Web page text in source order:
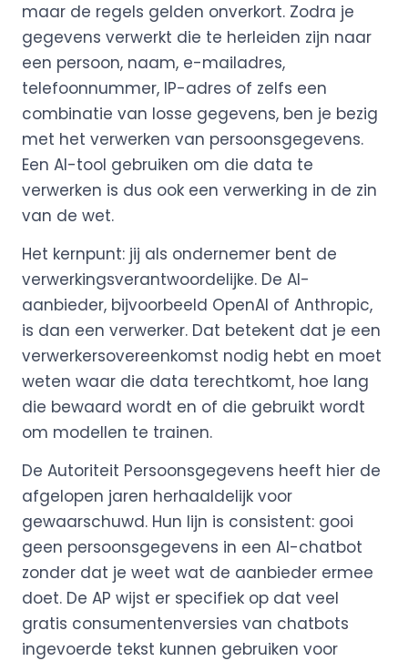
maar de regels gelden onverkort. Zodra je
gegevens verwerkt die te herleiden zijn naar
een persoon, naam, e-mailadres,
telefoonnummer, IP-adres of zelfs een
combinatie van losse gegevens, ben je bezig
met het verwerken van persoonsgegevens.
Een AI-tool gebruiken om die data te
verwerken is dus ook een verwerking in de zin
van de wet.
Het kernpunt: jij als ondernemer bent de
verwerkingsverantwoordelijke. De AI-
aanbieder, bijvoorbeeld OpenAI of Anthropic,
is dan een verwerker. Dat betekent dat je een
verwerkersovereenkomst nodig hebt en moet
weten waar die data terechtkomt, hoe lang
die bewaard wordt en of die gebruikt wordt
om modellen te trainen.
De Autoriteit Persoonsgegevens heeft hier de
afgelopen jaren herhaaldelijk voor
gewaarschuwd. Hun lijn is consistent: gooi
geen persoonsgegevens in een AI-chatbot
zonder dat je weet wat de aanbieder ermee
doet. De AP wijst er specifiek op dat veel
gratis consumentenversies van chatbots
ingevoerde tekst kunnen gebruiken voor